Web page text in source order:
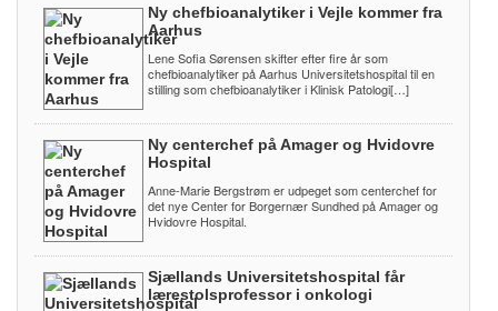
Ny chefbioanalytiker i Vejle kommer fra
Aarhus
Lene Sofia Sørensen skifter efter fire år som
chefbioanalytiker på Aarhus Universitetshospital til en
stilling som chefbioanalytiker i Klinisk Patologi[…]
Ny centerchef på Amager og Hvidovre
Hospital
Anne-Marie Bergstrøm er udpeget som centerchef for
det nye Center for Borgernær Sundhed på Amager og
Hvidovre Hospital.
Sjællands Universitetshospital får
lærestolsprofessor i onkologi